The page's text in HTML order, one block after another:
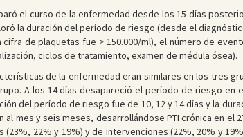
el curso de la enfermedad desde los 15 días
la duración del período de riesgo (desde el
de plaquetas fue > 150.000/ml), el número de
ciclos de tratamiento, examen de médula ósea).
de la enfermedad eran similares en los tres
A los 14 días desapareció el período de riesgo en
del período de riesgo fue de 10, 12 y 14 días y la
al mes y seis meses, desarrollándose PTI crónica en
22% y 19%) y de intervenciones (22%, 20% y